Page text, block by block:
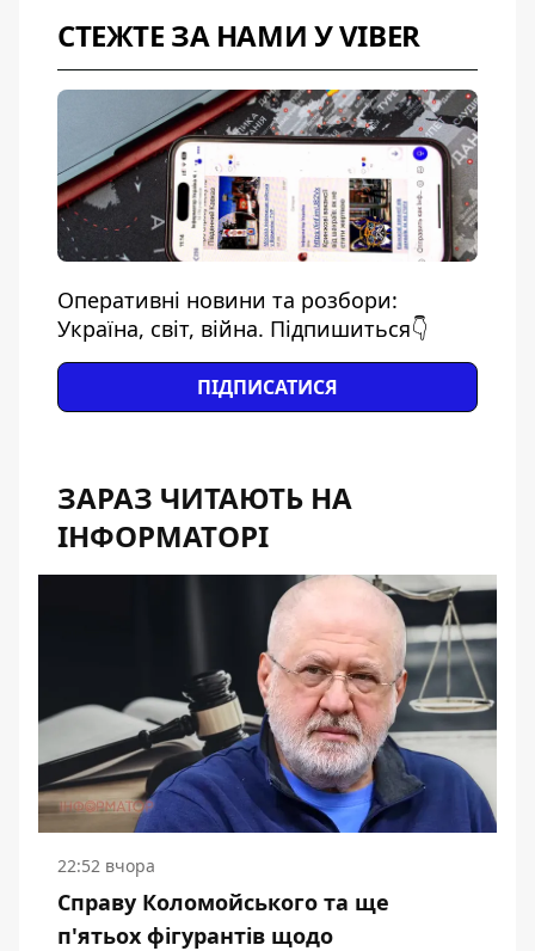
СТЕЖТЕ ЗА НАМИ У VIBER
Оперативні новини та розбори:
Україна, світ, війна. Підпишиться👇
ПІДПИСАТИСЯ
ЗАРАЗ ЧИТАЮТЬ НА
ІНФОРМАТОРІ
22:52 вчора
Справу Коломойського та ще
п'ятьох фігурантів щодо